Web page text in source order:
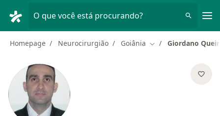
O que você está procurando?
Homepage Neurocirurgião Goiânia Mudar de cidade
Giordano